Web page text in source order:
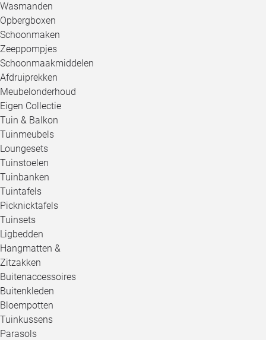
Wasmanden
Opbergboxen
Schoonmaken
Zeeppompjes
Schoonmaakmiddelen
Afdruiprekken
Meubelonderhoud
Eigen Collectie
Tuin & Balkon
Tuinmeubels
Loungesets
Tuinstoelen
Tuinbanken
Tuintafels
Picknicktafels
Tuinsets
Ligbedden
Hangmatten &
Zitzakken
Buitenaccessoires
Buitenkleden
Bloempotten
Tuinkussens
Parasols